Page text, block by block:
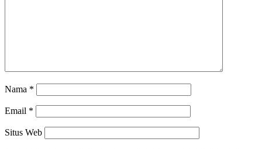
Nama *
Email *
Situs Web